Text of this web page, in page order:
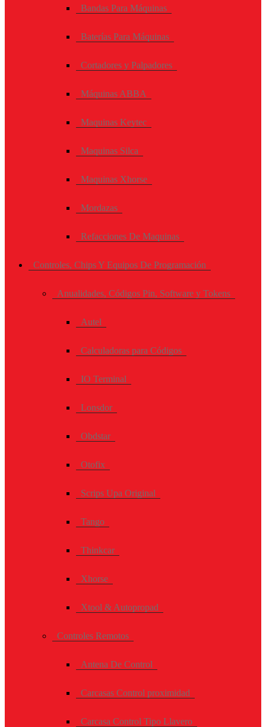
Bandas Para Máquinas
Baterías Para Máquinas
Cortadores y Palpadores
Máquinas ABBA
Maquinas Keytec
Maquinas Silca
Maquinas Xhorse
Mordazas
Refacciones De Maquinas
Controles, Chips Y Equipos De Programación
Anualidades, Códigos Pin, Software y Tokens
Autel
Calculadoras para Códigos
IO Terminal
Lonsdor
Obdstar
Otofix
Scrips Upa Original
Tango
Thinkcar
Xhorse
Xtool & Autopropad
Controles Remotos
Antena De Control
Carcasas Control proximidad
Carcasa Control Tipo Llavero